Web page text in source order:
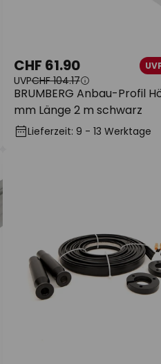
BRUMBERG Anbau-Profil
mm Länge 2 m schwarz
CHF 61.90
UVPCHF 104.17
Lieferzeit: 9 - 13 Werktage